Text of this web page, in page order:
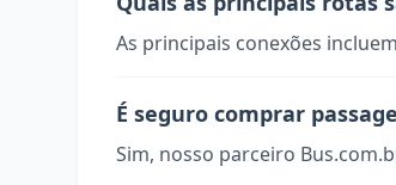
As principais conexões
É seguro comprar
Sim, nosso parceiro